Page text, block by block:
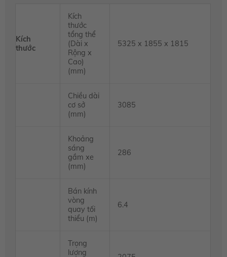
Kích
thước
Kích
thước
tổng thể
(Dài x
Rộng x
Cao)
(mm)
5325 x 1855 x 1815
Chiều dài
cơ sở
(mm)
3085
Khoảng
sáng
gầm xe
(mm)
286
Bán kính
vòng
quay tối
thiểu (m)
6.4
Trọng
lượng